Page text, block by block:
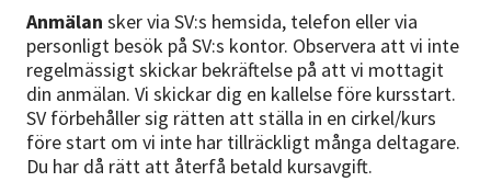
Starta studiecirkel
Cirkelledare
Nyheter
Anmälan sker via SV:s hemsida, telefon eller via
personligt besök på SV:s kontor. Observera att vi inte
regelmässigt skickar bekräftelse på att vi mottagit
din anmälan. Vi skickar dig en kallelse före kursstart.
SV förbehåller sig rätten att ställa in en cirkel/kurs
före start om vi inte har tillräckligt många deltagare.
Du har då rätt att återfå betald kursavgift.